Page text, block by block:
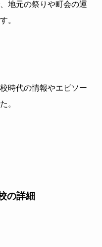
地元の祭りや町会の運
。
時代の情報やエピソー
。
の詳細